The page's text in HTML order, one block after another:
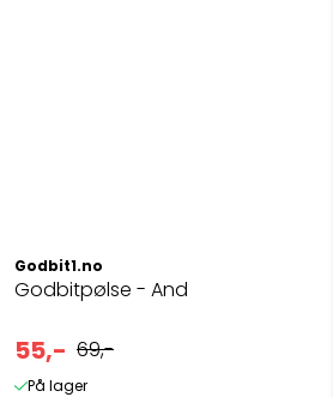
Godbit1.no
Godbitpølse - And
55,- 69,-
På lager